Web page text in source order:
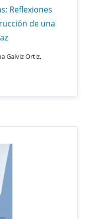
Reflexiones
de una
Galviz Ortiz,